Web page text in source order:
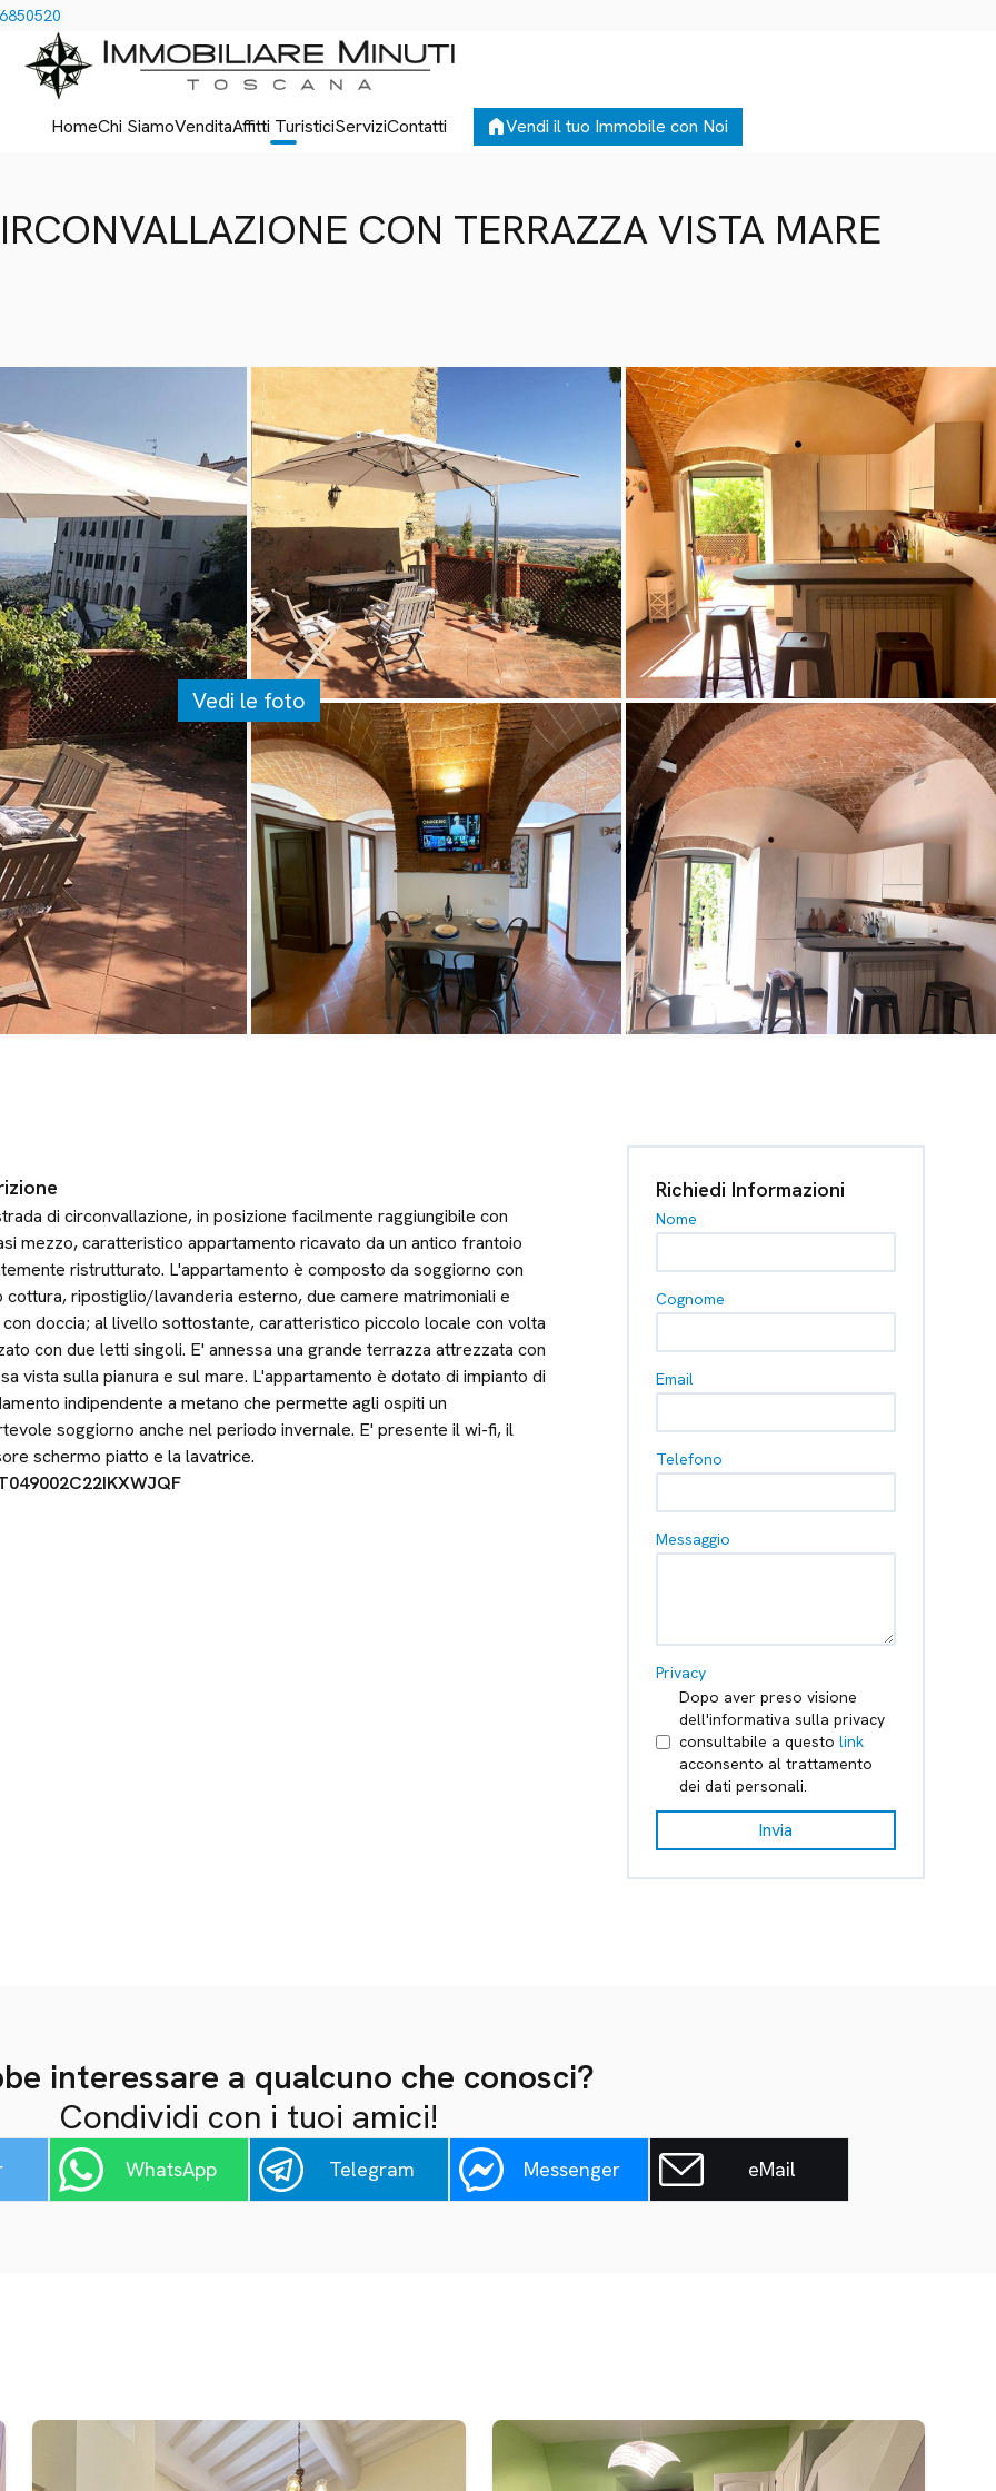
HomeChi SiamoVenditaAffitti TuristiciServiziContatti homeVendi il tuo Immobile con Noi
CON TERRAZZA VISTA MARE
Vedi le foto
di circonvallazione, in posizione facilmente raggiungibile con
mezzo, caratteristico appartamento ricavato da un antico frantoio
ristrutturato. L'appartamento è composto da soggiorno con
cottura, ripostiglio/lavanderia esterno, due camere matrimoniali e
doccia; al livello sottostante, caratteristico piccolo locale con volta
con due letti singoli. E' annessa una grande terrazza attrezzata con
vista sulla pianura e sul mare. L'appartamento è dotato di impianto di
indipendente a metano che permette agli ospiti un
soggiorno anche nel periodo invernale. E' presente il wi-fi, il
schermo piatto e la lavatrice.
Richiedi Informazioni
Nome
Cognome
Email
Telefono
Messaggio
Privacy
Dopo aver preso visione
dell'informativa sulla privacy
consultabile a questo link
acconsento al trattamento
dei dati personali.
Invia
interessare a qualcuno che conosci?
Condividi con i tuoi amici!
WhatsApp Telegram Messenger eMail